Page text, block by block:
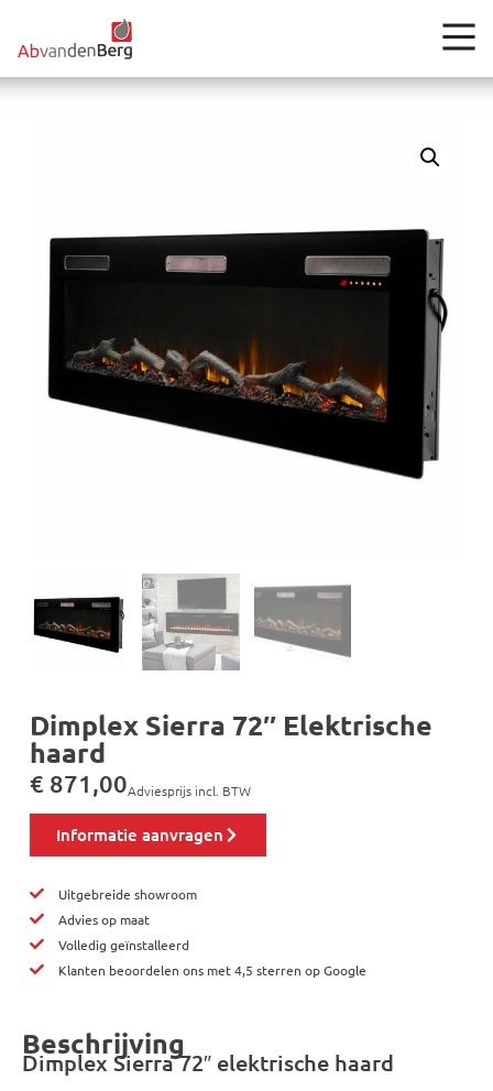
Dimplex Sierra 72″ Elektrische
haard
€ 871,00Adviesprijs incl. BTW
Informatie aanvragen
Uitgebreide showroom
Advies op maat
Volledig geïnstalleerd
Klanten beoordelen ons met 4,5 sterren op Google
Beschrijving
Dimplex Sierra 72″ elektrische haard